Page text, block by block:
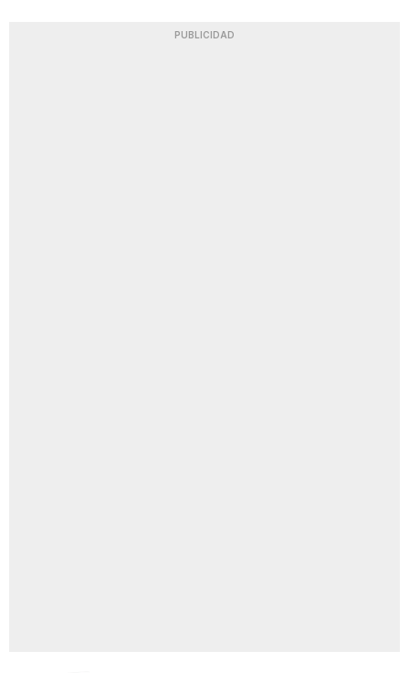
PUBLICIDAD